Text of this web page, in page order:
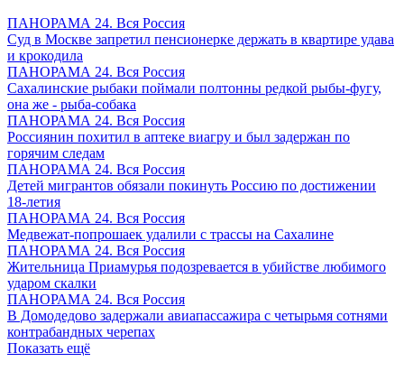
ПАНОРАМА 24. Вся Россия
Суд в Москве запретил пенсионерке держать в квартире удава
и крокодила
ПАНОРАМА 24. Вся Россия
Сахалинские рыбаки поймали полтонны редкой рыбы-фугу,
она же - рыба-собака
ПАНОРАМА 24. Вся Россия
Россиянин похитил в аптеке виагру и был задержан по
горячим следам
ПАНОРАМА 24. Вся Россия
Детей мигрантов обязали покинуть Россию по достижении
18-летия
ПАНОРАМА 24. Вся Россия
Медвежат-попрошаек удалили с трассы на Сахалине
ПАНОРАМА 24. Вся Россия
Жительница Приамурья подозревается в убийстве любимого
ударом скалки
ПАНОРАМА 24. Вся Россия
В Домодедово задержали авиапассажира с четырьмя сотнями
контрабандных черепах
Показать ещё